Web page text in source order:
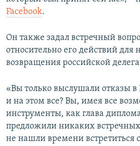
Facebook.
Он также задал встречный
относительно его действий для
возвращения российской
«Вы только выслушали отказы
и на этом все? Вы, имея все
инструменты, как глава
предложили никаких
не нашли времени встретиться